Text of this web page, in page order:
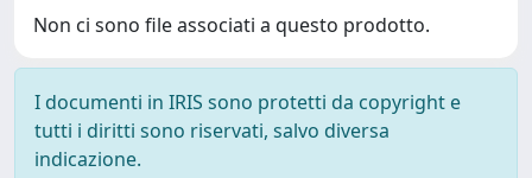
Non ci sono file associati a questo prodotto.
I documenti in IRIS sono protetti da copyright e
tutti i diritti sono riservati, salvo diversa
indicazione.